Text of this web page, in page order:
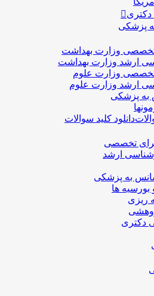
دکتری
پزشکی
وزارت بهداشت
ارشد وزارت بهداشت
وزارت علوم
ارشد وزارت علوم
به پزشکی
دانلود کلید سوالات
تخصصی
ارشد
به پزشکی
بورسیه ها
ریزی
دکتری